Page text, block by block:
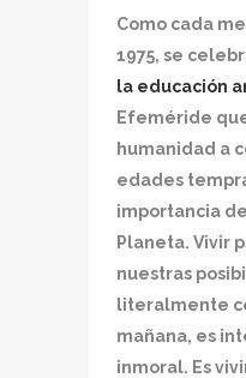
Como cada
1975, se
la educación
Efeméride
humanidad a
edades
importancia
Planeta. Vivir
nuestras
literalmente
mañana, es
inmoral. Es